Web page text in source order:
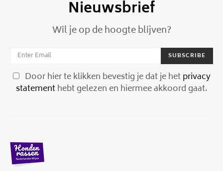
Nieuwsbrief
Wil je op de hoogte blijven?
SUBSCRIBE
Door hier te klikken bevestig je dat je hetprivacy
statementhebt gelezen en hiermee akkoord gaat.